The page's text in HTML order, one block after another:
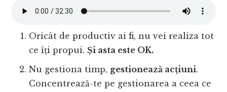
Oricât de productiv ai fi, nu vei realiza tot
ce îți propui. Și asta este OK.
Nu gestiona timp, gestionează acțiuni.
Concentrează-te pe gestionarea a ceea ce